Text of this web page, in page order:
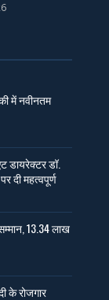
में नवीनतम
डायरेक्टर डॉ.
दी महत्वपूर्ण
13.34 लाख
के रोजगार